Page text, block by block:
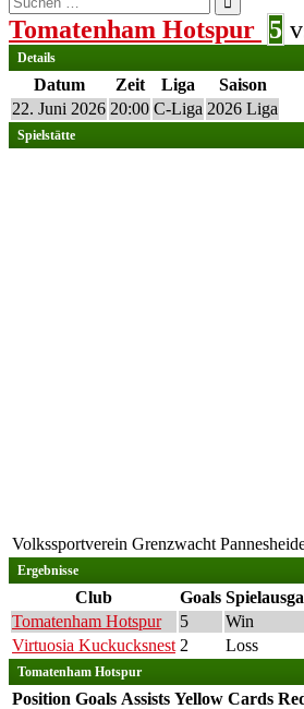
nach:
Tomatenham Hotspur 5
Details
Datum Zeit Liga
Saison
22. Juni 2026 20:00 C-Liga 2026 Liga
Spielstätte
Volkssportverein Grenzwacht
Ergebnisse
Club Goals
Tomatenham Hotspur
5
Win
Virtuosia Kuckucksnest 2 Loss
Tomatenham Hotspur
Position Goals Assists Yellow Cards